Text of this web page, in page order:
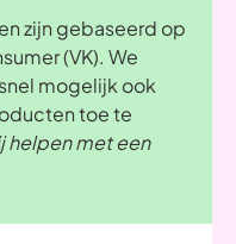
zijn gebaseerd op
(VK). We
mogelijk ook
toe te
helpen met een